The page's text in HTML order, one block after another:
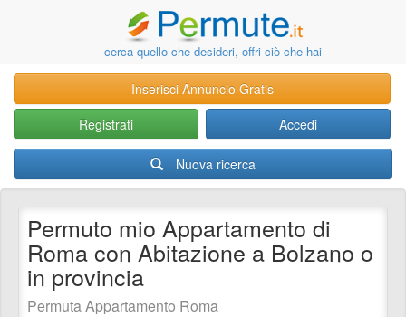
cerca quello che desideri, offri ciò che hai
Inserisci Annuncio Gratis
Registrati
Accedi
Nuova ricerca
Permuto mio Appartamento di
Roma con Abitazione a Bolzano o
in provincia
Permuta Appartamento Roma